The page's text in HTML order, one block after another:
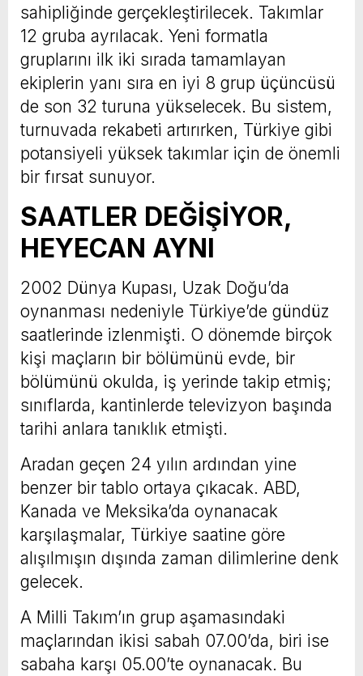
sahipliğinde gerçekleştirilecek. Takımlar
12 gruba ayrılacak. Yeni formatla
gruplarını ilk iki sırada tamamlayan
ekiplerin yanı sıra en iyi 8 grup üçüncüsü
de son 32 turuna yükselecek. Bu sistem,
turnuvada rekabeti artırırken, Türkiye gibi
potansiyeli yüksek takımlar için de önemli
bir fırsat sunuyor.
SAATLER DEĞİŞİYOR,
HEYECAN AYNI
2002 Dünya Kupası, Uzak Doğu’da
oynanması nedeniyle Türkiye’de gündüz
saatlerinde izlenmişti. O dönemde birçok
kişi maçların bir bölümünü evde, bir
bölümünü okulda, iş yerinde takip etmiş;
sınıflarda, kantinlerde televizyon başında
tarihi anlara tanıklık etmişti.
Aradan geçen 24 yılın ardından yine
benzer bir tablo ortaya çıkacak. ABD,
Kanada ve Meksika’da oynanacak
karşılaşmalar, Türkiye saatine göre
alışılmışın dışında zaman dilimlerine denk
gelecek.
A Milli Takım’ın grup aşamasındaki
maçlarından ikisi sabah 07.00’da, biri ise
sabaha karşı 05.00’te oynanacak. Bu